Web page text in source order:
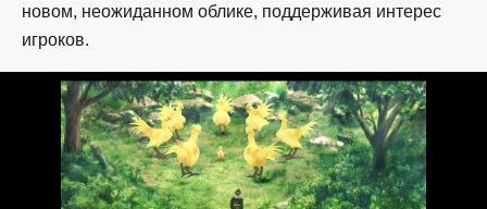
новом, неожиданном облике, поддерживая интерес
игроков.